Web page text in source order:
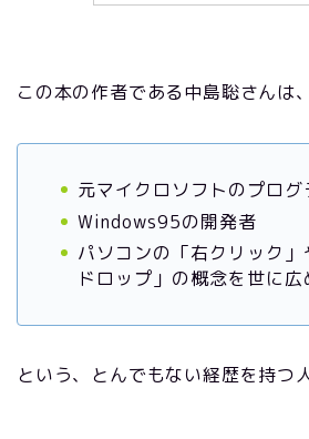
この本の作者である中島聡さんは、
元マイクロソフトのプログ
Windows95の開発者
パソコンの「右クリック」
ドロップ」の概念を世に広
という、とんでもない経歴を持つ人